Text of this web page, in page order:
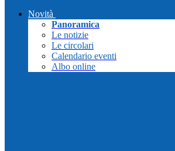
Novità
Panoramica
Le notizie
Le circolari
Calendario eventi
Albo online